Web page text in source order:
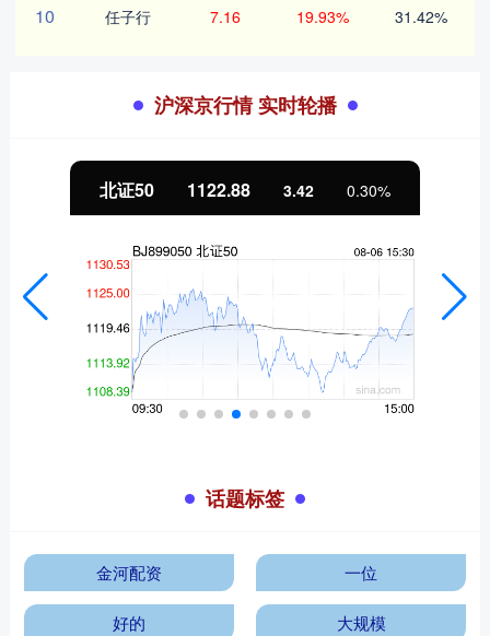
10 任子行 7.16 19.93% 31.42%
沪深京行情 实时轮播
北证50 1122.88 3.42 0.30%
话题标签
金河配资 一位
好的 大规模